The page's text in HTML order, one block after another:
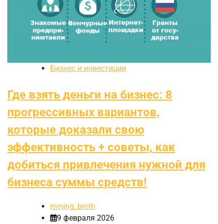
Бизнес и инвестиции
Где взять деньги на бизнес: 8
прогрессивных вариантов,
которые доказали свою
эффективность + советы, как
добиться привлечения нужной для
бизнеса суммы средств!
mining_broth
9 февраля 2026